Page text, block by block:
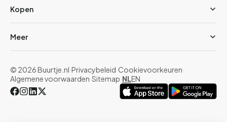
Kopen
Meer
© 2026 Buurtje.nl·Privacybeleid·Cookievoorkeuren·
Algemene voorwaarden·Sitemap·NLEN